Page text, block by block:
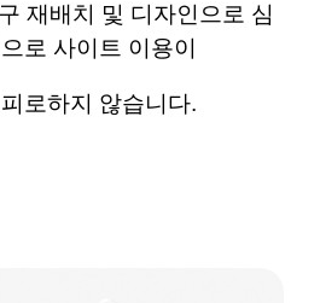
재배치 및 디자인으로 심
로 사이트 이용이
로하지 않습니다.